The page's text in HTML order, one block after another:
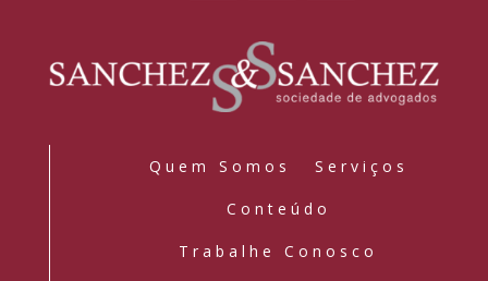
Quem Somos Serviços
Conteúdo
Trabalhe Conosco